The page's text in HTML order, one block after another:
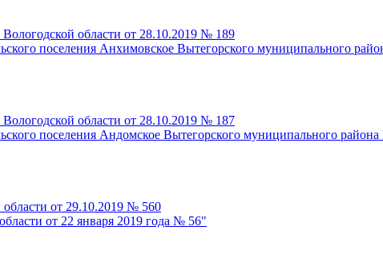
области от 28.10.2019 № 189
поселения Анхимовское Вытегорского муниципального
области от 28.10.2019 № 187
поселения Андомское Вытегорского муниципального
области от 29.10.2019 № 560
от 22 января 2019 года № 56"